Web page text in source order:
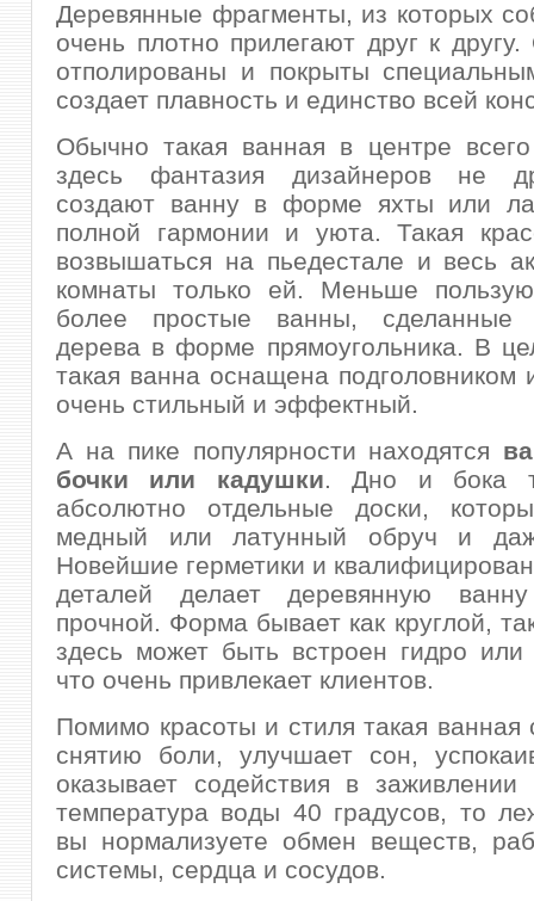
Деревянные фрагменты, из которых
очень плотно прилегают друг к
отполированы и покрыты
создает плавность и единство всей
Обычно такая ванная в центре
здесь фантазия дизайнеров не
создают ванну в форме яхты или
полной гармонии и уюта. Такая
возвышаться на пьедестале и весь
комнаты только ей. Меньше
более простые ванны, сделанные
дерева в форме прямоугольника. В
такая ванна оснащена
очень стильный и эффектный.
А на пике популярности находятся
бочки или кадушки. Дно и бока
абсолютно отдельные доски,
медный или латунный обруч и
Новейшие герметики и
деталей делает деревянную
прочной. Форма бывает как круглой,
здесь может быть встроен гидро или
что очень привлекает клиентов.
Помимо красоты и стиля такая ванная
снятию боли, улучшает сон,
оказывает содействия в
температура воды 40 градусов, то
вы нормализуете обмен веществ,
системы, сердца и сосудов.